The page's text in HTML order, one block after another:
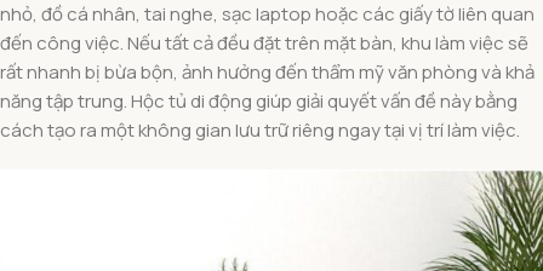
nhỏ, đồ cá nhân, tai nghe, sạc laptop hoặc các giấy tờ liên quan
đến công việc. Nếu tất cả đều đặt trên mặt bàn, khu làm việc sẽ
rất nhanh bị bừa bộn, ảnh hưởng đến thẩm mỹ văn phòng và khả
năng tập trung. Hộc tủ di động giúp giải quyết vấn đề này bằng
cách tạo ra một không gian lưu trữ riêng ngay tại vị trí làm việc.